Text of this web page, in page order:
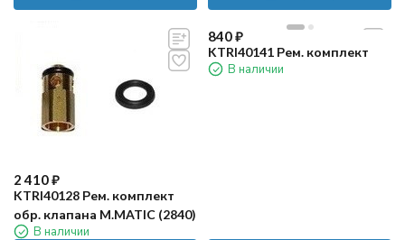
2 410₽
KTRI40128 Рем. комплект
обр. клапана M.MATIC (2840)
В наличии
840₽
KTRI40141 Рем. комплект
В наличии